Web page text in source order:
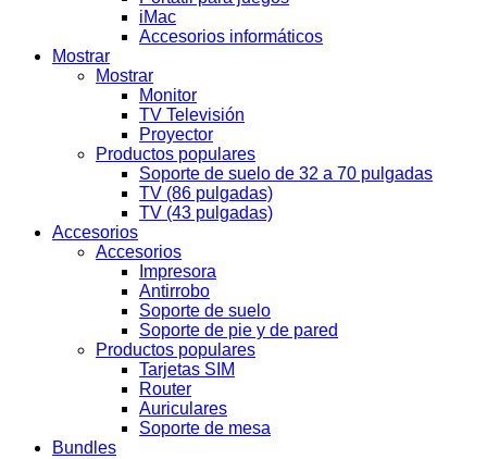
iMac
Accesorios informáticos
Mostrar
Mostrar
Monitor
TV Televisión
Proyector
Productos populares
Soporte de suelo de 32 a 70 pulgadas
TV (86 pulgadas)
TV (43 pulgadas)
Accesorios
Accesorios
Impresora
Antirrobo
Soporte de suelo
Soporte de pie y de pared
Productos populares
Tarjetas SIM
Router
Auriculares
Soporte de mesa
Bundles